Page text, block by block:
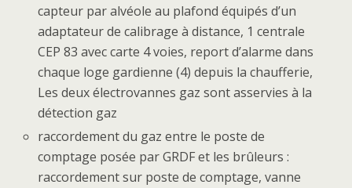
capteur par alvéole au plafond équipés d’un
adaptateur de calibrage à distance, 1 centrale
CEP 83 avec carte 4 voies, report d’alarme dans
chaque loge gardienne (4) depuis la chaufferie,
Les deux électrovannes gaz sont asservies à la
détection gaz
raccordement du gaz entre le poste de
comptage posée par GRDF et les brûleurs :
raccordement sur poste de comptage, vanne